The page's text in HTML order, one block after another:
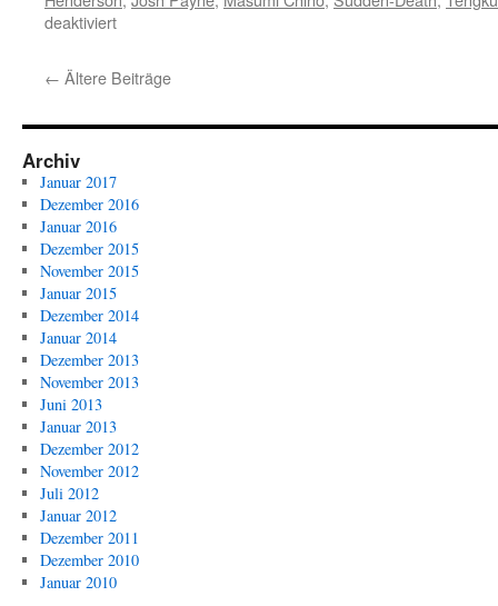
deaktiviertfür
WM
Tag
Nachmittag:
Gilding
siegt
im
Sudden-
Death,
van
Pas
mit
← Ältere Beiträge
Archiv
Januar 2017
Dezember 2016
Januar 2016
Dezember 2015
November 2015
Januar 2015
Dezember 2014
Januar 2014
Dezember 2013
November 2013
Juni 2013
Januar 2013
Dezember 2012
November 2012
Juli 2012
Januar 2012
Dezember 2011
Dezember 2010
Januar 2010